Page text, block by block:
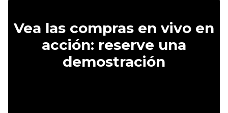
Vea las compras en vivo en
acción: reserve una
demostración